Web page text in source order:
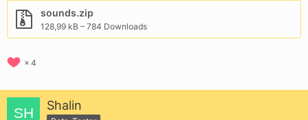
sounds.zip
128,99 kB – 784 Downloads
4
Shalin